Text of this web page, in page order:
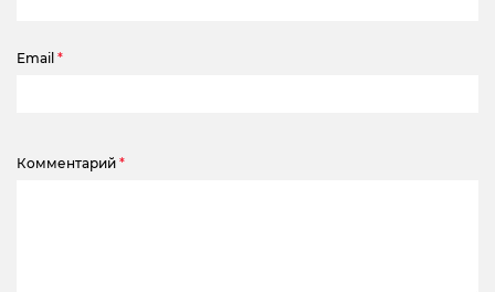
Email *
Комментарий *